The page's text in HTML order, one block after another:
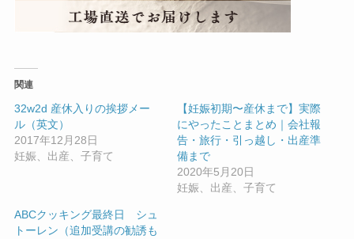
関連
32w2d 産休入りの挨拶メー
ル（英文）
2017年12月28日
妊娠、出産、子育て
【妊娠初期〜産休まで】実際
にやったことまとめ｜会社報
告・旅行・引っ越し・出産準
備まで
2020年5月20日
妊娠、出産、子育て
ABCクッキング最終日 シュ
トーレン（追加受講の勧誘も